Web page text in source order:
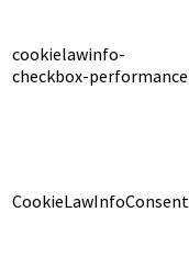
cookielawinfo-
checkbox-performance
CookieLawInfoConsent